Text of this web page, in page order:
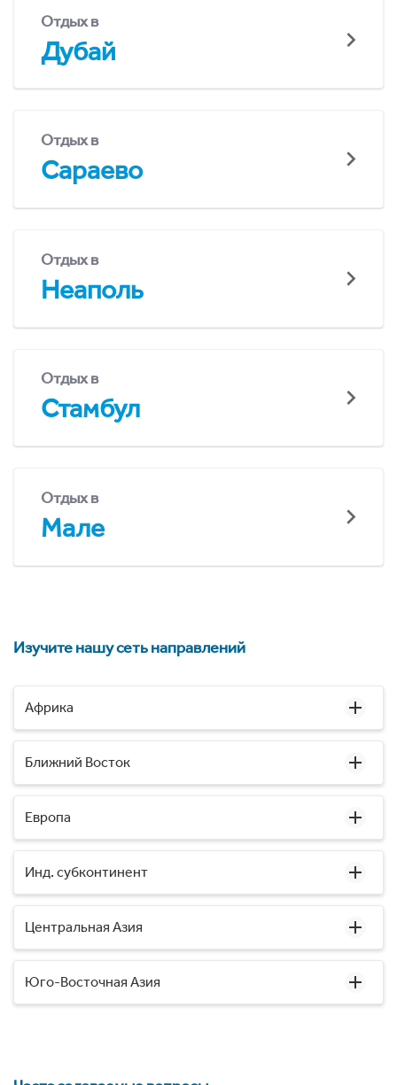
Отдых в
Дубай
Отдых в
Сараево
Отдых в
Неаполь
Отдых в
Стамбул
Отдых в
Мале
Изучите нашу сеть направлений
Африка
Ближний Восток
Европа
Инд. субконтинент
Центральная Азия
Юго-Восточная Азия